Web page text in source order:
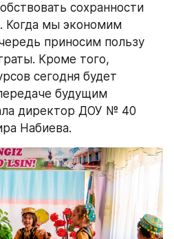
сохранности
Когда мы экономим
приносим пользу
Кроме того,
сегодня будет
будущим
директор ДОУ № 40
Набиева.